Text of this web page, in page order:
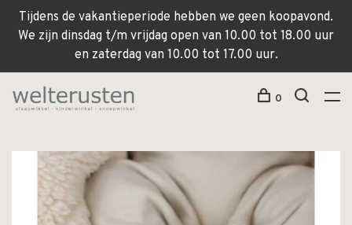
Tijdens de vakantieperiode hebben we geen koopavond.
We zijn dinsdag t/m vrijdag open van 10.00 tot 18.00 uur
en zaterdag van 10.00 tot 17.00 uur.
0